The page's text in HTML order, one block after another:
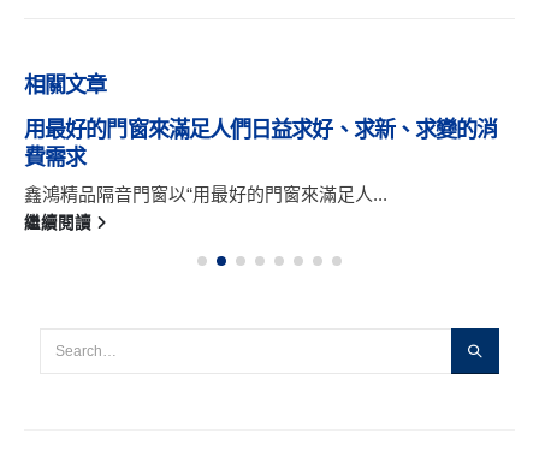
相關文章
用最好的門窗來滿足人們日益求好、求新、求變的消
費需求
鑫鴻精品隔音門窗以“用最好的門窗來滿足人...
繼續閱讀